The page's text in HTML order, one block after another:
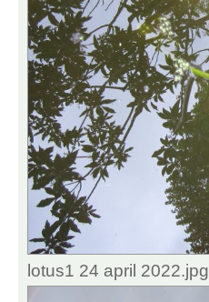
lotus1 24 april